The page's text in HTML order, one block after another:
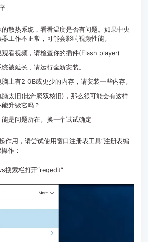
的散热系统，看看温度是否有问题。如果中央
工作不正常，可能会影响视频性能。
观看视频，请检查你的插件(Flash player)
被延长，请运行全新安装。
上有2 GB或更少的内存，请安装一些内存。
脑太旧(比奔腾双核旧)，那么很可能会有这样
升级它吗？
能是问题所在。换一个试试确定
作用，请尝试使用窗口注册表工具“注册表编
作：
搜索栏打开“regedit”